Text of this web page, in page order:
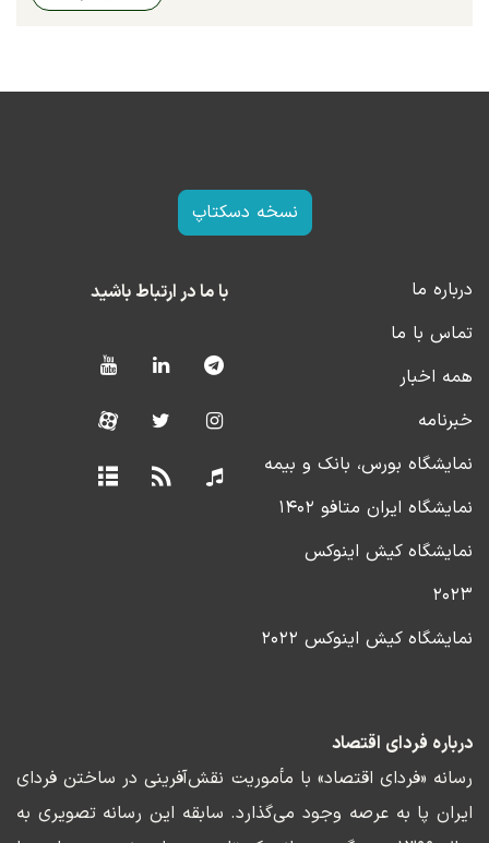
نسخه دسکتاپ
درباره ما
تماس با ما
همه اخبار
خبرنامه
نمایشگاه بورس، بانک و بیمه
نمایشگاه ایران متافو ۱۴۰۲
نمایشگاه کیش اینوکس
۲۰۲۳
نمایشگاه کیش اینوکس ۲۰۲۲
با ما در ارتباط باشید
درباره فردای اقتصاد
رسانه «فردای اقتصاد» با مأموریت نقش‌آفرینی در ساختن فردای
ایران پا به عرصه وجود می‌گذارد. سابقه این رسانه تصویری به